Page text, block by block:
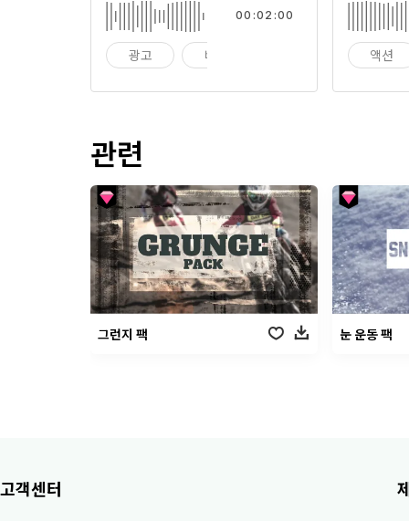
광고 배경
00:02:00
액션
관련
그런지 팩 눈 운동 팩
고객센터